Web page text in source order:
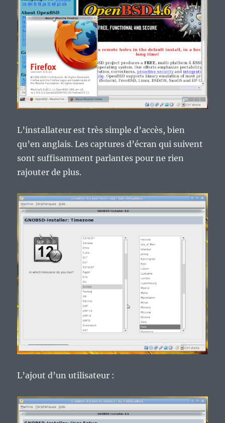
L’installateur est très simple d’accès, bien
qu’en anglais. Les captures d’écran qui suivent
sont suffisamment parlantes pour ne rien
rajouter de plus.
L’ajout d’un utilisateur :